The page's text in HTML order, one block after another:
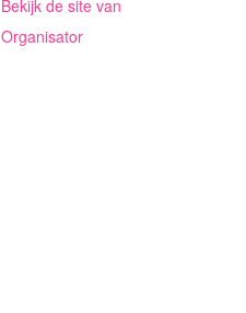
Bekijk de site van
Organisator